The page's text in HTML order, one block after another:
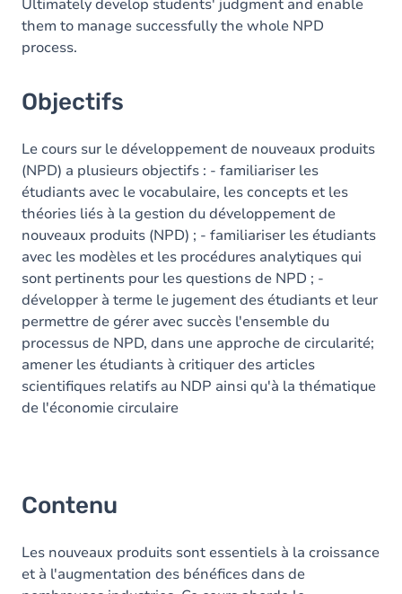
Ultimately develop students' judgment and enable
them to manage successfully the whole NPD
process.
Objectifs
Le cours sur le développement de nouveaux produits
(NPD) a plusieurs objectifs : - familiariser les
étudiants avec le vocabulaire, les concepts et les
théories liés à la gestion du développement de
nouveaux produits (NPD) ; - familiariser les étudiants
avec les modèles et les procédures analytiques qui
sont pertinents pour les questions de NPD ; -
développer à terme le jugement des étudiants et leur
permettre de gérer avec succès l'ensemble du
processus de NPD, dans une approche de circularité;
amener les étudiants à critiquer des articles
scientifiques relatifs au NDP ainsi qu'à la thématique
de l'économie circulaire
Contenu
Les nouveaux produits sont essentiels à la croissance
et à l'augmentation des bénéfices dans de